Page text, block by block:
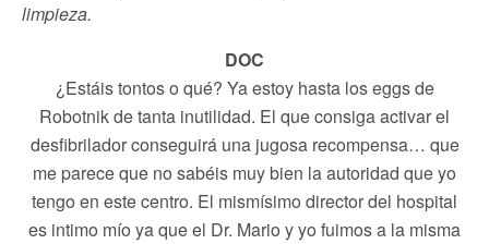
limpieza.
DOC
¿Estáis tontos o qué? Ya estoy hasta los eggs de
Robotnik de tanta inutilidad. El que consiga activar el
desfibrilador conseguirá una jugosa recompensa… que
me parece que no sabéis muy bien la autoridad que yo
tengo en este centro. El mismísimo director del hospital
es intimo mío ya que el Dr. Mario y yo fuimos a la misma